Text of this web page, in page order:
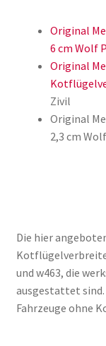
Original
6 cm Wolf
Original
Zivil
Original
2,3 cm
Die hier
und w463, die
ausgestattet sind.
Fahrzeuge ohne